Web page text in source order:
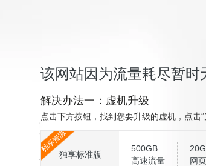
该网站因为流量耗尽暂时
解决办法一：虚机升级
点击下方按钮，找到您要升级的虚机，点击
独享资源
独享标准版
500GB
高速流量
网